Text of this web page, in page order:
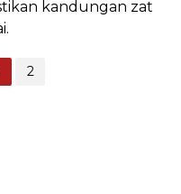
kandungan zat
2